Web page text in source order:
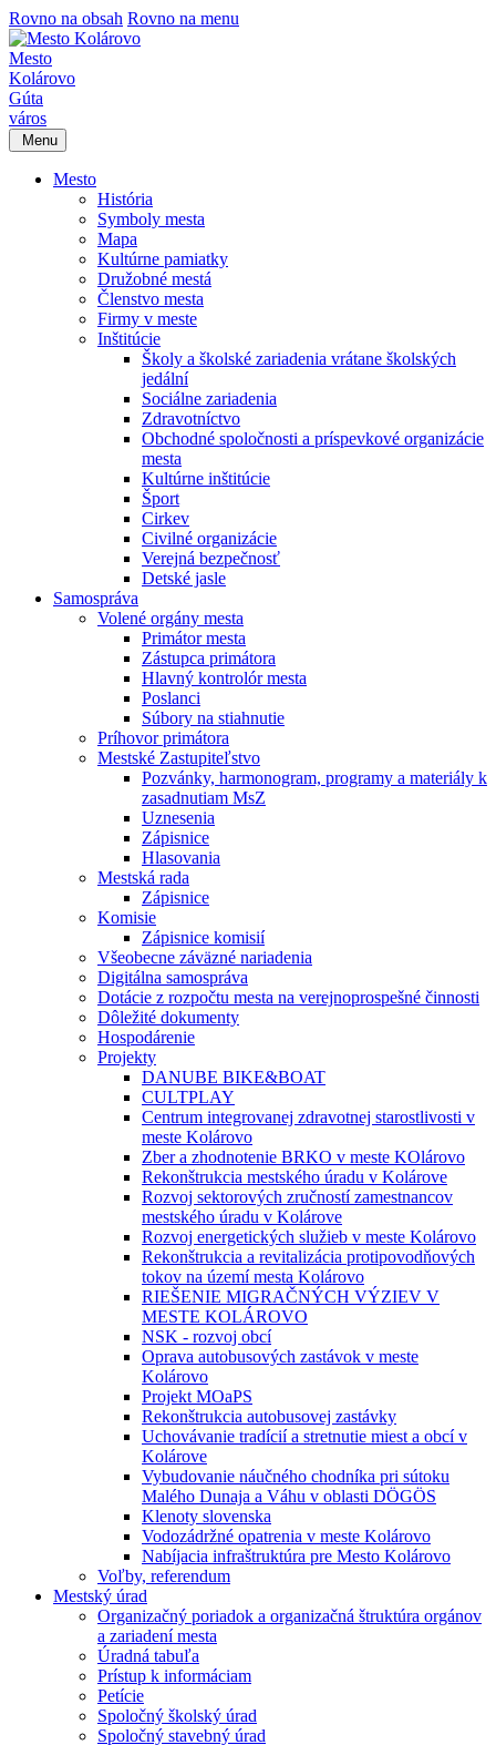
Rovno na obsah Rovno na menu
Mesto
Kolárovo
Gúta
város
Menu
Mesto
História
Symboly mesta
Mapa
Kultúrne pamiatky
Družobné mestá
Členstvo mesta
Firmy v meste
Inštitúcie
Školy a školské zariadenia vrátane školských
jedální
Sociálne zariadenia
Zdravotníctvo
Obchodné spoločnosti a príspevkové organizácie
mesta
Kultúrne inštitúcie
Šport
Cirkev
Civilné organizácie
Verejná bezpečnosť
Detské jasle
Samospráva
Volené orgány mesta
Primátor mesta
Zástupca primátora
Hlavný kontrolór mesta
Poslanci
Súbory na stiahnutie
Príhovor primátora
Mestské Zastupiteľstvo
Pozvánky, harmonogram, programy a materiály k
zasadnutiam MsZ
Uznesenia
Zápisnice
Hlasovania
Mestská rada
Zápisnice
Komisie
Zápisnice komisií
Všeobecne záväzné nariadenia
Digitálna samospráva
Dotácie z rozpočtu mesta na verejnoprospešné činnosti
Dôležité dokumenty
Hospodárenie
Projekty
DANUBE BIKE&BOAT
CULTPLAY
Centrum integrovanej zdravotnej starostlivosti v
meste Kolárovo
Zber a zhodnotenie BRKO v meste KOlárovo
Rekonštrukcia mestského úradu v Kolárove
Rozvoj sektorových zručností zamestnancov
mestského úradu v Kolárove
Rozvoj energetických služieb v meste Kolárovo
Rekonštrukcia a revitalizácia protipovodňových
tokov na území mesta Kolárovo
RIEŠENIE MIGRAČNÝCH VÝZIEV V
MESTE KOLÁROVO
NSK - rozvoj obcí
Oprava autobusových zastávok v meste
Kolárovo
Projekt MOaPS
Rekonštrukcia autobusovej zastávky
Uchovávanie tradícií a stretnutie miest a obcí v
Kolárove
Vybudovanie náučného chodníka pri sútoku
Malého Dunaja a Váhu v oblasti DÖGÖS
Klenoty slovenska
Vodozádržné opatrenia v meste Kolárovo
Nabíjacia infraštruktúra pre Mesto Kolárovo
Voľby, referendum
Mestský úrad
Organizačný poriadok a organizačná štruktúra orgánov
a zariadení mesta
Úradná tabuľa
Prístup k informáciam
Petície
Spoločný školský úrad
Spoločný stavebný úrad